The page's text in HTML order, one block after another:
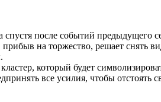
после событий
на торжество, решает снять
который будет
все усилия, чтобы